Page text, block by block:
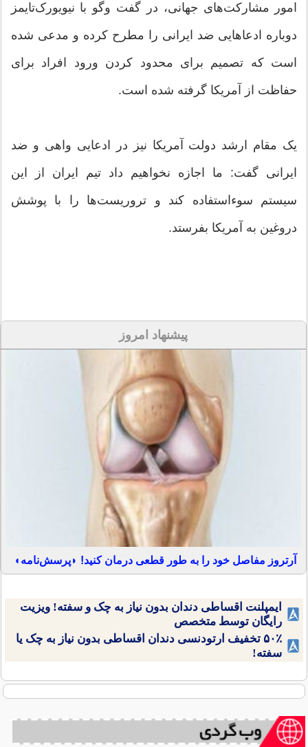
امور مشارکت‌های جهانی، در گفت وگو با نیویورک‌تایمز
دوباره ادعاهایی ضد ایرانی را مطرح کرده و مدعی شده
است که تصمیم برای محدود کردن ورود افراد برای
حفاظت از آمریکا گرفته شده است.
یک مقام ارشد دولت آمریکا نیز در ادعایی واهی و ضد
ایرانی گفت: ما اجازه نخواهیم داد تیم ایران از این
سیستم سوءاستفاده کند و تروریست‌ها را با پوشش
دروغین به آمریکا بفرستد.
پیشنهاد امروز
آرتروز مفاصل خود را به طور قطعی درمان کنید! ◗پرسش‌نامه◖
ایمپلنت اقساطی دندان بدون نیاز به چک و سفته! ویزیت
رایگان توسط متخصص
۵۰٪ تخفیف ارتودنسی دندان اقساطی بدون نیاز به چک یا
سفته!